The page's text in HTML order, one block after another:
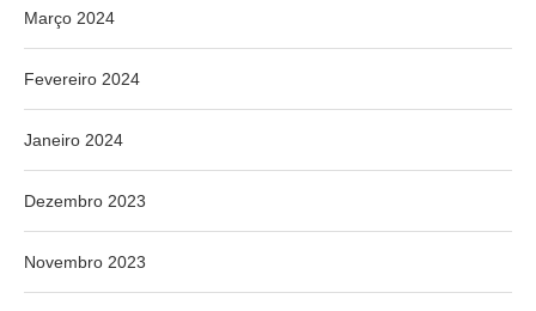
Março 2024
Fevereiro 2024
Janeiro 2024
Dezembro 2023
Novembro 2023